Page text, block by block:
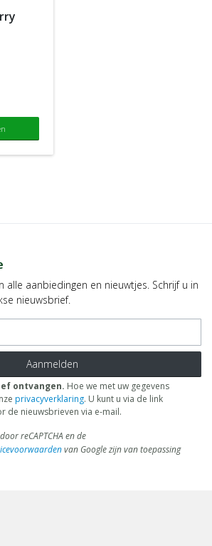
alle aanbiedingen en nieuwtjes. Schrijf u in
nieuwsbrief.
Aanmelden
ontvangen. Hoe we met uw gegevens
privacyverklaring. U kunt u via de link
de nieuwsbrieven via e-mail.
reCAPTCHA en de
van Google zijn van toepassing